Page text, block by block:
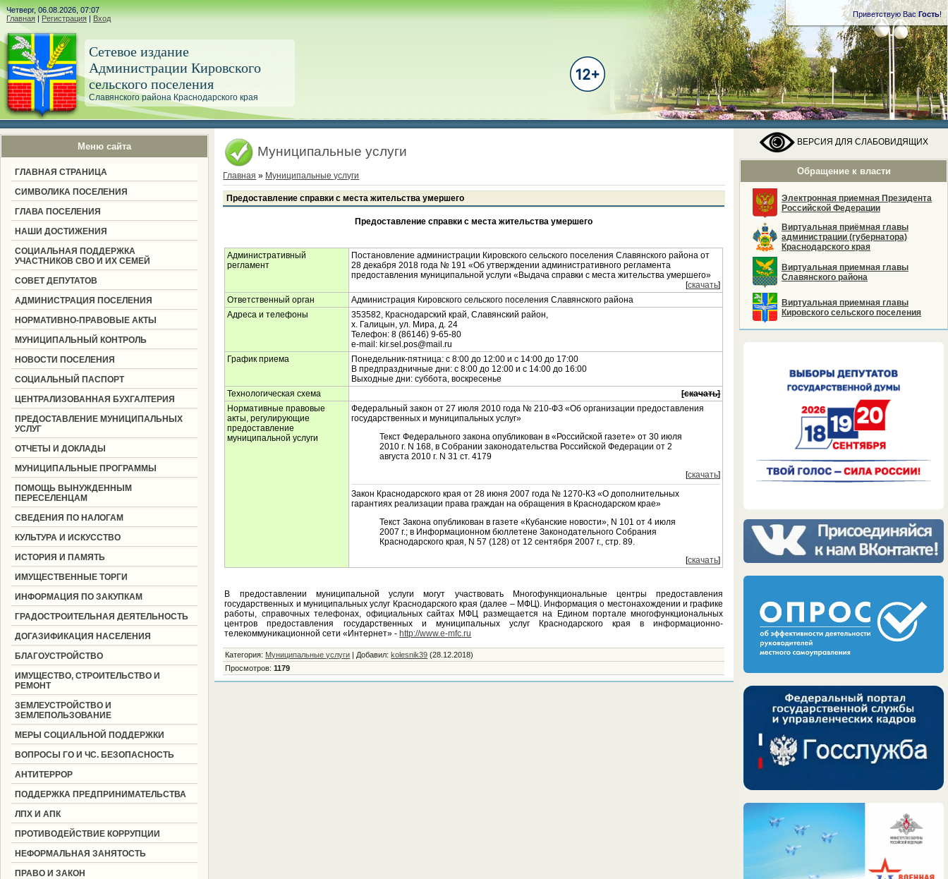
Четверг, 06.08.2026, 07:07
Главная | Регистрация | Вход Приветствую Вас Гость!
Сетевое издание
Администрации Кировского
сельского поселения
Славянского района Краснодарского края
Меню сайта
ГЛАВНАЯ СТРАНИЦА
СИМВОЛИКА ПОСЕЛЕНИЯ
ГЛАВА ПОСЕЛЕНИЯ
НАШИ ДОСТИЖЕНИЯ
СОЦИАЛЬНАЯ ПОДДЕРЖКА
УЧАСТНИКОВ СВО И ИХ СЕМЕЙ
СОВЕТ ДЕПУТАТОВ
АДМИНИСТРАЦИЯ ПОСЕЛЕНИЯ
НОРМАТИВНО-ПРАВОВЫЕ АКТЫ
МУНИЦИПАЛЬНЫЙ КОНТРОЛЬ
НОВОСТИ ПОСЕЛЕНИЯ
СОЦИАЛЬНЫЙ ПАСПОРТ
ЦЕНТРАЛИЗОВАННАЯ БУХГАЛТЕРИЯ
ПРЕДОСТАВЛЕНИЕ МУНИЦИПАЛЬНЫХ
УСЛУГ
ОТЧЕТЫ И ДОКЛАДЫ
МУНИЦИПАЛЬНЫЕ ПРОГРАММЫ
ПОМОЩЬ ВЫНУЖДЕННЫМ
ПЕРЕСЕЛЕНЦАМ
СВЕДЕНИЯ ПО НАЛОГАМ
КУЛЬТУРА И ИСКУССТВО
ИСТОРИЯ И ПАМЯТЬ
ИМУЩЕСТВЕННЫЕ ТОРГИ
ИНФОРМАЦИЯ ПО ЗАКУПКАМ
ГРАДОСТРОИТЕЛЬНАЯ ДЕЯТЕЛЬНОСТЬ
ДОГАЗИФИКАЦИЯ НАСЕЛЕНИЯ
БЛАГОУСТРОЙСТВО
ИМУЩЕСТВО, СТРОИТЕЛЬСТВО И
РЕМОНТ
ЗЕМЛЕУСТРОЙСТВО И
ЗЕМЛЕПОЛЬЗОВАНИЕ
МЕРЫ СОЦИАЛЬНОЙ ПОДДЕРЖКИ
ВОПРОСЫ ГО И ЧС. БЕЗОПАСНОСТЬ
АНТИТЕРРОР
ПОДДЕРЖКА ПРЕДПРИНИМАТЕЛЬСТВА
ЛПХ И АПК
ПРОТИВОДЕЙСТВИЕ КОРРУПЦИИ
НЕФОРМАЛЬНАЯ ЗАНЯТОСТЬ
ПРАВО И ЗАКОН
ВЕРСИЯ ДЛЯ СЛАБОВИДЯЩИХ
Обращение к власти
Электронная приемная Президента
Российской Федерации
Виртуальная приёмная главы
администрации (губернатора)
Краснодарского края
Виртуальная приемная главы
Славянского района
Виртуальная приемная главы
Кировского сельского поселения
Муниципальные услуги
Главная » Муниципальные услуги
Предоставление справки с места жительства умершего
Предоставление справки с места жительства умершего
Административный
регламент
Постановление администрации Кировского сельского поселения Славянского района от
28 декабря 2018 года № 191 «Об утверждении административного регламента
предоставления муниципальной услуги «Выдача справки с места жительства умершего»
[скачать]
Ответственный орган
Администрация Кировского сельского поселения Славянского района
Адреса и телефоны
353582, Краснодарский край, Славянский район,
х. Галицын, ул. Мира, д. 24
Телефон: 8 (86146) 9-65-80
е-mail: kir.sel.pos@mail.ru
График приема
Понедельник-пятница: с 8:00 до 12:00 и с 14:00 до 17:00
В предпраздничные дни: с 8:00 до 12:00 и с 14:00 до 16:00
Выходные дни: суббота, воскресенье
Технологическая схема
[скачать]
Нормативные правовые
акты, регулирующие
предоставление
муниципальной услуги
Федеральный закон от 27 июля 2010 года № 210-ФЗ «Об организации предоставления
государственных и муниципальных услуг»
Текст Федерального закона опубликован в «Российской газете» от 30 июля
2010 г. N 168, в Собрании законодательства Российской Федерации от 2
августа 2010 г. N 31 ст. 4179
[скачать]
Закон Краснодарского края от 28 июня 2007 года № 1270-КЗ «О дополнительных
гарантиях реализации права граждан на обращения в Краснодарском крае»
Текст Закона опубликован в газете «Кубанские новости», N 101 от 4 июля
2007 г.; в Информационном бюллетене Законодательного Собрания
Краснодарского края, N 57 (128) от 12 сентября 2007 г., стр. 89.
[скачать]
В предоставлении муниципальной услуги могут участвовать Многофункциональные центры предоставления
государственных и муниципальных услуг Краснодарского края (далее – МФЦ). Информация о местонахождении и графике
работы, справочных телефонах, официальных сайтах МФЦ размещается на Едином портале многофункциональных
центров предоставления государственных и муниципальных услуг Краснодарского края в информационно-
телекоммуникационной сети «Интернет» - http://www.e-mfc.ru
Категория: Муниципальные услуги | Добавил:kolesnik39 (28.12.2018)
Просмотров:1179